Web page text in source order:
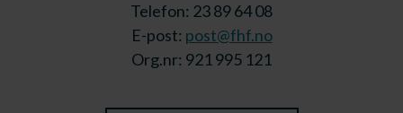
Telefon: 23 89 64 08
E-post: post@fhf.no
Org.nr: 921 995 121